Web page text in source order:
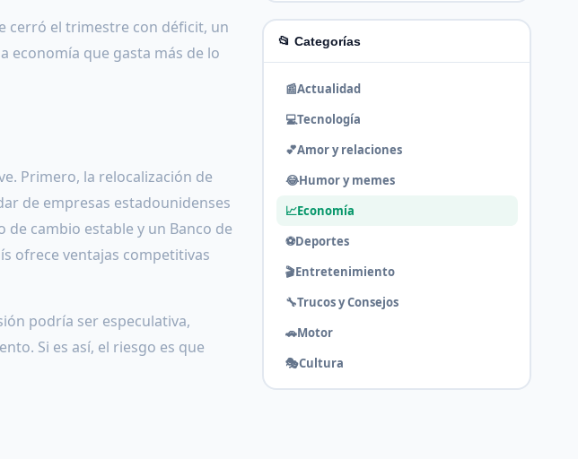
cerró el trimestre con déficit, un
economía que gasta más de lo
Primero, la relocalización de
de empresas estadounidenses
cambio estable y un Banco de
ofrece ventajas competitivas
podría ser especulativa,
Si es así, el riesgo es que
📂 Categorías
📰Actualidad
💻Tecnología
💕Amor y relaciones
😂Humor y memes
📈Economía
⚽Deportes
🎬Entretenimiento
🔧Trucos y Consejos
🚗Motor
🎭Cultura